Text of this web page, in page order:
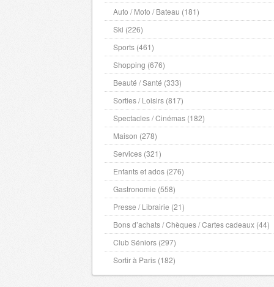
Auto / Moto / Bateau (181)
Ski (226)
Sports (461)
Shopping (676)
Beauté / Santé (333)
Sorties / Loisirs (817)
Spectacles / Cinémas (182)
Maison (278)
Services (321)
Enfants et ados (276)
Gastronomie (558)
Presse / Librairie (21)
Bons d’achats / Chèques / Cartes cadeaux (44)
Club Séniors (297)
Sortir à Paris (182)